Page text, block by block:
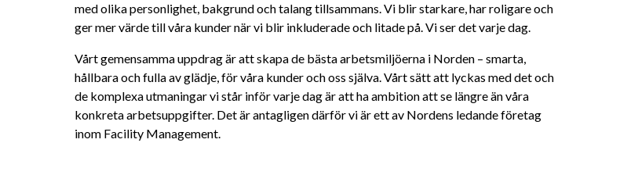
med olika personlighet, bakgrund och talang tillsammans. Vi blir starkare, har roligare och
ger mer värde till våra kunder när vi blir inkluderade och litade på. Vi ser det varje dag.
Vårt gemensamma uppdrag är att skapa de bästa arbetsmiljöerna i Norden – smarta,
hållbara och fulla av glädje, för våra kunder och oss själva. Vårt sätt att lyckas med det och
de komplexa utmaningar vi står inför varje dag är att ha ambition att se längre än våra
konkreta arbetsuppgifter. Det är antagligen därför vi är ett av Nordens ledande företag
inom Facility Management.